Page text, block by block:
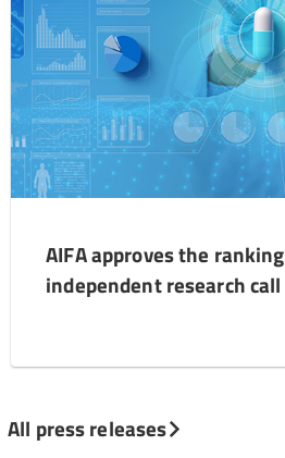
AIFA approves the
independent research
All press releases